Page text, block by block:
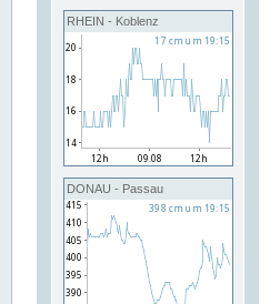
RHEIN - Koblenz
DONAU - Passau